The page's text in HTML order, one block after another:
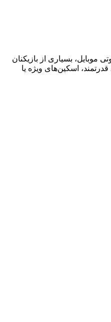
موبایل، بسیاری از بازیکنان
اسکین‌های ویژه یا